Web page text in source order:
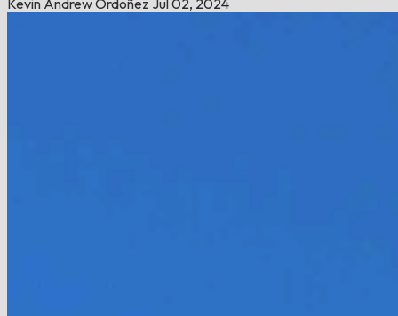
Kevin Andrew Ordoñez Jul 02, 2024